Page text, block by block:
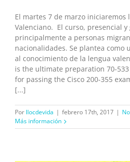
El martes 7 de marzo iniciaremos
Valenciano. El curso, presencial
principalmente a personas
nacionalidades. Se plantea como
al conocimiento de la lengua
is the ultimate preparation 70-
for passing the Cisco 200-355
[...]
Por llocdevida | febrero 17th, 2017 |
Más información